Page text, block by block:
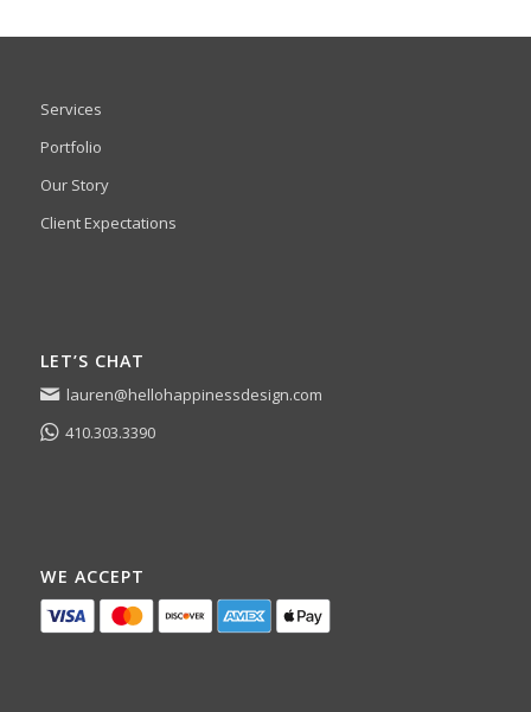
Services
Portfolio
Our Story
Client Expectations
LET’S CHAT
lauren@hellohappinessdesign.com
410.303.3390
WE ACCEPT